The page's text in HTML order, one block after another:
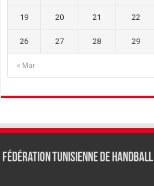
« Mar
19 20 21 22
26 27 28 29
Fédération tunisienne de Handball